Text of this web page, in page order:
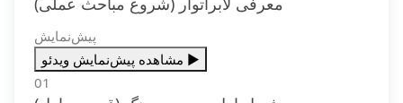
پیش‌نمایش
▶️ مشاهده پیش‌نمایش ویدئو
01